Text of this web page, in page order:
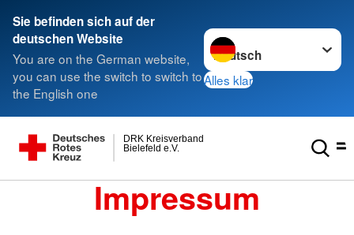
Sie befinden sich auf der
deutschen Website
You are on the German website,
you can use the switch to switch to
the English one
Sprache wechseln zu
Alles klar
Bielefeld e.V.
DRK Kreisverband
Impressum